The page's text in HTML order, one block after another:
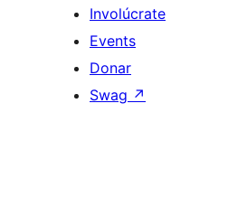
Involúcrate
Events
Donar
Swag ↗